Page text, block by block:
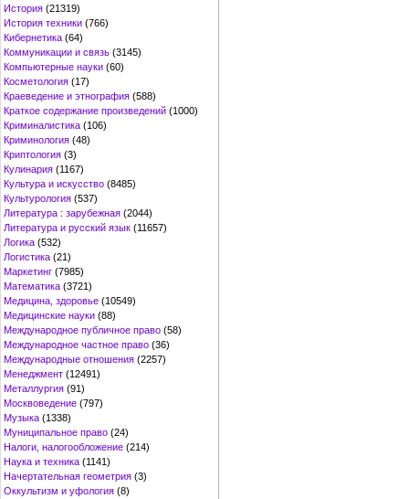
История (21319)
История техники (766)
Кибернетика (64)
Коммуникации и связь (3145)
Компьютерные науки (60)
Косметология (17)
Краеведение и этнография (588)
Краткое содержание произведений (1000)
Криминалистика (106)
Криминология (48)
Криптология (3)
Кулинария (1167)
Культура и искусство (8485)
Культурология (537)
Литература : зарубежная (2044)
Литература и русский язык (11657)
Логика (532)
Логистика (21)
Маркетинг (7985)
Математика (3721)
Медицина, здоровье (10549)
Медицинские науки (88)
Международное публичное право (58)
Международное частное право (36)
Международные отношения (2257)
Менеджмент (12491)
Металлургия (91)
Москвоведение (797)
Музыка (1338)
Муниципальное право (24)
Налоги, налогообложение (214)
Наука и техника (1141)
Начертательная геометрия (3)
Оккультизм и уфология (8)